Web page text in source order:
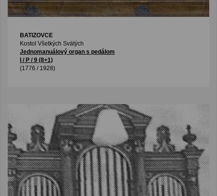
BATIZOVCE
Kostol Všetkých Svätých
Jednomanuálový organ s pedálom
I / P / 9 (8+1)
(1776 / 1928)